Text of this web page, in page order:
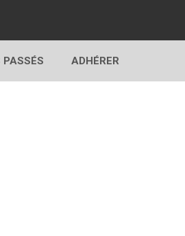
PASSÉS ADHÉRER